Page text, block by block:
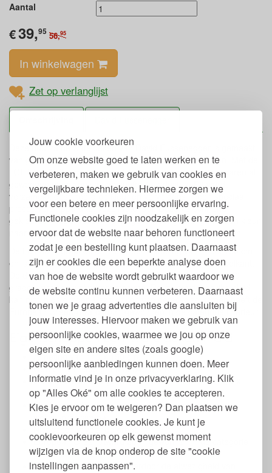
Jouw cookie voorkeuren
Om onze website goed te laten werken en te
verbeteren, maken we gebruik van cookies en
vergelijkbare technieken. Hiermee zorgen we
voor een betere en meer persoonlijke ervaring.
Functionele cookies zijn noodzakelijk en zorgen
ervoor dat de website naar behoren functioneert
zodat je een bestelling kunt plaatsen. Daarnaast
zijn er cookies die een beperkte analyse doen
van hoe de website wordt gebruikt waardoor we
de website continu kunnen verbeteren. Daarnaast
tonen we je graag advertenties die aansluiten bij
jouw interesses. Hiervoor maken we gebruik van
persoonlijke cookies, waarmee we jou op onze
eigen site en andere sites (zoals google)
persoonlijke aanbiedingen kunnen doen. Meer
informatie vind je in onze privacyverklaring. Klik
op "Alles Oké" om alle cookies te accepteren.
Kies je ervoor om te weigeren? Dan plaatsen we
uitsluitend functionele cookies. Je kunt je
cookievoorkeuren op elk gewenst moment
wijzigen via de knop onderop de site "cookie
instellingen aanpassen".
Aantal
€39,95 56,95
In winkelwagen
Zet op verlanglijst
Deze duurzame wafeldeken van David Fussenegger is gemaakt
van gerecycled katoen en verkrijgbaar in diverse kleuren. Met de
LOFT-kwaliteit wordt de grondstof voor het gerecyclede garen al
gewonnen uit resten van de confectie-industrie. Dit wordt
verzameld, gesorteerd op kleur en vervolgens in een speciaal
proces versnipperd tot vezelmateriaal. Deze verschillend
gekleurde vezels worden vervolgens weer gemengd tot een kleur
naar keuze en in een laatste stap weer gesponnen tot garen.
De Loft honingraat deken heeft een afmeting van 110 x 150 cm
en is te gebruiken als plaid, speelkleed of deken in een ledikant.
De duurzame deken kan gewassen worden op maximaal 30
graden met een wolwasprogramma. De milieuvriendelijke plaid
kan niet in de droger. Deze deken van gerecycled katoen heeft de
European Green Award 2021 gewonnen in de categorie interieur.
Eigenschappen Loft Wafeldeken Plaid
Afmeting van 110 x 150 cm.
Gewicht van 900 gram of 545 gr/m2
Gemaakt van 85% gerecycled katoen, 8% viscose, 7%
polyacryl
Machinewasbaar op maximaal 30 graden op een
wolwasprogramma
Niet geschikt voor de droger
European Green Award 2021 gewonnen in de categorie
Interieur
Oekotex gecertificeerd waardoor de afwezigheid van